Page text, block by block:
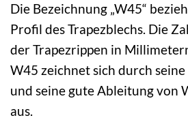
Die Bezeichnung „W45“
Profil des Trapezblechs. Die
der Trapezrippen in
W45 zeichnet sich durch
und seine gute Ableitung von
aus.